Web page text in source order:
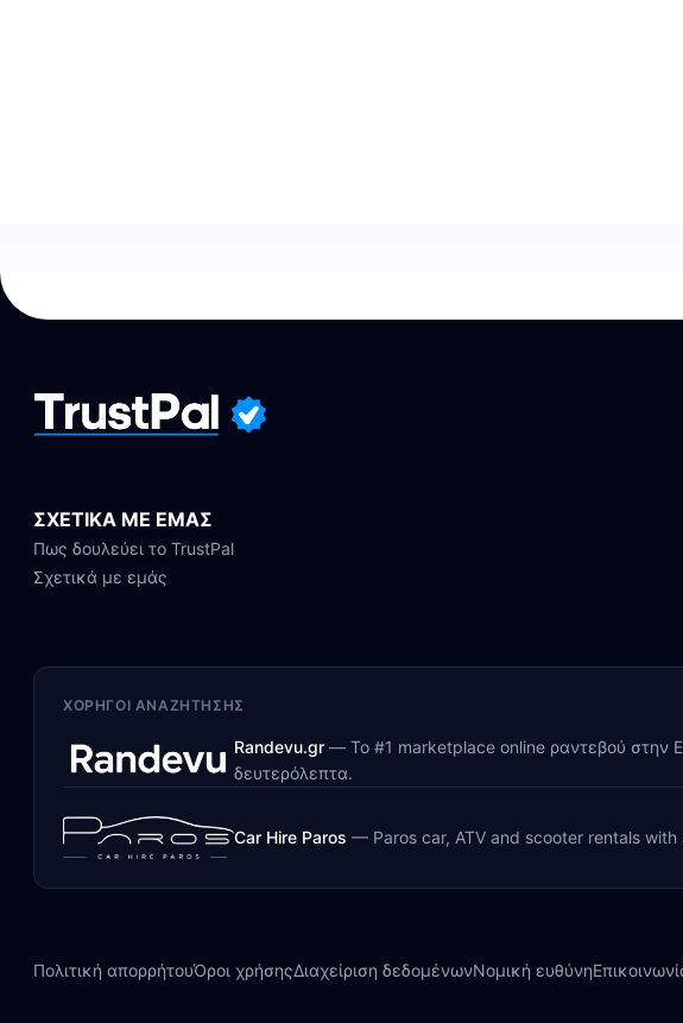
ΣΧΕΤΙΚΑ ΜΕ ΕΜΑΣ
Πως δουλεύει το TrustPal
Σχετικά με εμάς
ΧΟΡΗΓΟΊ ΑΝΑΖΉΤΗΣΗΣ
Randevu.gr — Το #1 marketplace online ραντεβού στην
δευτερόλεπτα.
Car Hire Paros — Paros car, ATV and scooter rentals
Πολιτική απορρήτουΌροι χρήσηςΔιαχείριση δεδομένωνΝομική ευθύνη